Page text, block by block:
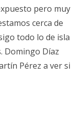
pero muy
cerca de
todo lo de isla
Domingo Díaz
Pérez a ver si